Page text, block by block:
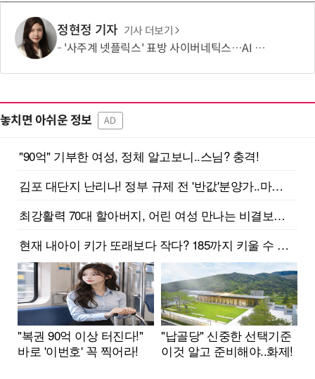
정현정 기자 기사 더보기
'사주계 넷플릭스' 표방 사이버네틱스…AI 사주로 MAU 100만 돌파
놓치면 아쉬운 정보 AD